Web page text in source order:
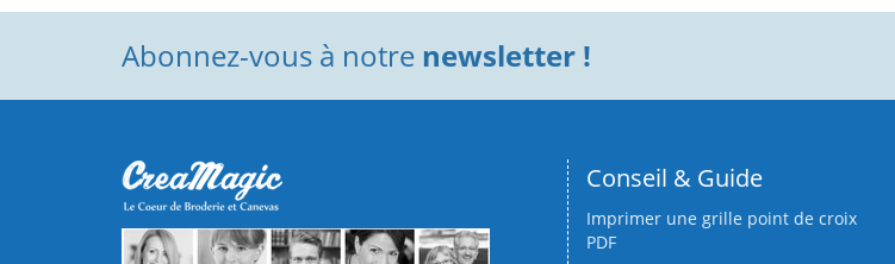
Abonnez-vous à notre newsletter !
Conseil & Guide
Imprimer une grille point de croix
PDF